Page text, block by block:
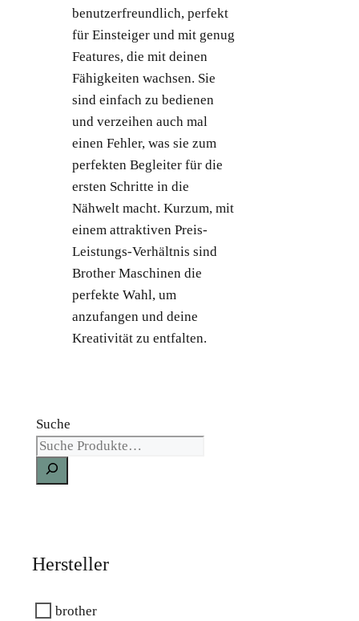
benutzerfreundlich, perfekt
für Einsteiger und mit genug
Features, die mit deinen
Fähigkeiten wachsen. Sie
sind einfach zu bedienen
und verzeihen auch mal
einen Fehler, was sie zum
perfekten Begleiter für die
ersten Schritte in die
Nähwelt macht. Kurzum, mit
einem attraktiven Preis-
Leistungs-Verhältnis sind
Brother Maschinen die
perfekte Wahl, um
anzufangen und deine
Kreativität zu entfalten.
Suche
Hersteller
brother